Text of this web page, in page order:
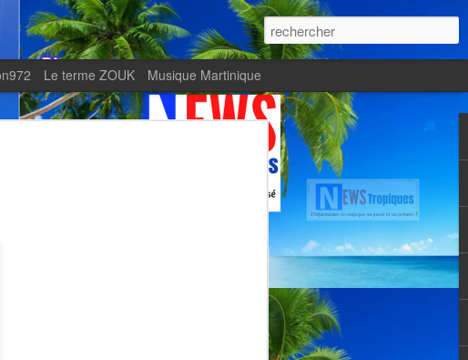
Le terme ZOUK Musique Martinique
le journal Le Monde met
Zitata TV, fierté d’une
Martiniquaise